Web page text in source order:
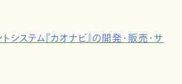
システム『カオナビ』の開発・販売・サ